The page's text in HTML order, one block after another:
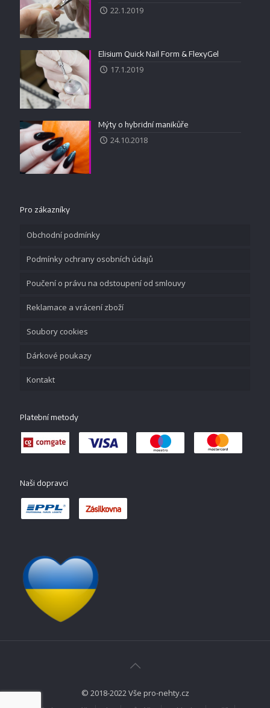
22.1.2019
Elisium Quick Nail Form & FlexyGel
17.1.2019
Mýty o hybridní manikůře
24.10.2018
Pro zákazníky
Obchodní podmínky
Podmínky ochrany osobních údajů
Poučení o právu na odstoupení od smlouvy
Reklamace a vrácení zboží
Soubory cookies
Dárkové poukazy
Kontakt
Platební metody
Naši dopravci
© 2018-2022 Vše pro-nehty.cz